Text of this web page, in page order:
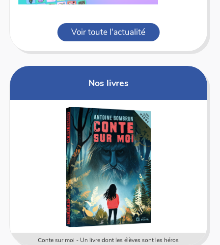
Voir toute l'actualité
Nos livres
Conte sur moi - Un livre dont les élèves sont les héros